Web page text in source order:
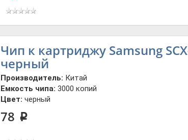
Чип к картриджу Samsung
черный
Производитель: Китай
Емкость чипа: 3000 копий
Цвет: черный
78 p